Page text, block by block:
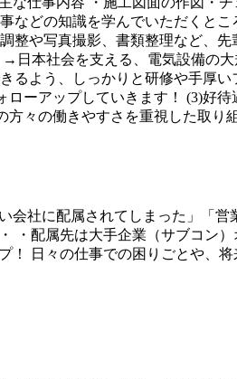
などの知識を学んでいただくと
整や写真撮影、書類整理など
日本社会を支える、電気設備の
るよう、しっかりと研修や手
ーアップしていきます！ (3)好
々の働きやすさを重視した取り
会社に配属されてしまった」「
・配属先は大手企業（サブコ
日々の仕事での困りごとや、